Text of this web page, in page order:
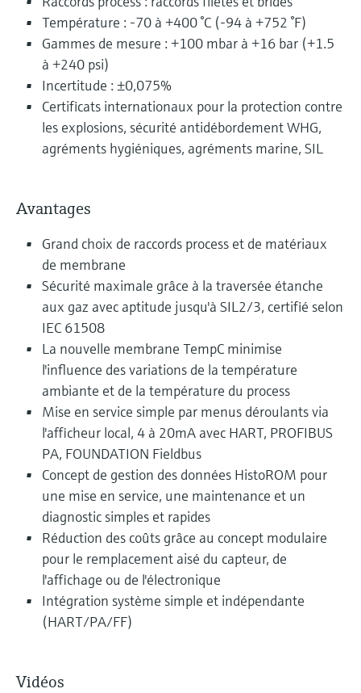
Température : -70 à +400 °C (-94 à +752 °F)
Gammes de mesure : +100 mbar à +16 bar (+1.5
à +240 psi)
Incertitude : ±0,075%
Certificats internationaux pour la protection contre
les explosions, sécurité antidébordement WHG,
agréments hygiéniques, agréments marine, SIL
Avantages
Grand choix de raccords process et de matériaux
de membrane
Sécurité maximale grâce à la traversée étanche
aux gaz avec aptitude jusqu'à SIL2/3, certifié selon
IEC 61508
La nouvelle membrane TempC minimise
l'influence des variations de la température
ambiante et de la température du process
Mise en service simple par menus déroulants via
l'afficheur local, 4 à 20mA avec HART, PROFIBUS
PA, FOUNDATION Fieldbus
Concept de gestion des données HistoROM pour
une mise en service, une maintenance et un
diagnostic simples et rapides
Réduction des coûts grâce au concept modulaire
pour le remplacement aisé du capteur, de
l'affichage ou de l'électronique
Intégration système simple et indépendante
(HART/PA/FF)
Vidéos